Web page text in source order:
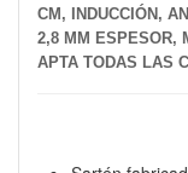
CM, INDUCCIÓN,
2,8 MM ESPESOR,
APTA TODAS LAS